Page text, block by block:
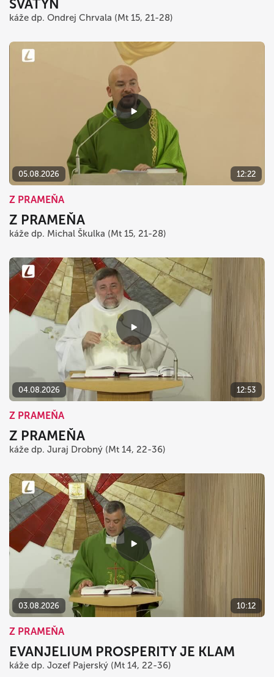
SVÄTÝŇ
káže dp. Ondrej Chrvala (Mt 15, 21-28)
05.08.2026 12:22
Z PRAMEŇA
Z PRAMEŇA
káže dp. Michal Škulka (Mt 15, 21-28)
04.08.2026 12:53
Z PRAMEŇA
Z PRAMEŇA
káže dp. Juraj Drobný (Mt 14, 22-36)
03.08.2026 10:12
Z PRAMEŇA
EVANJELIUM PROSPERITY JE KLAM
káže dp. Jozef Pajerský (Mt 14, 22-36)